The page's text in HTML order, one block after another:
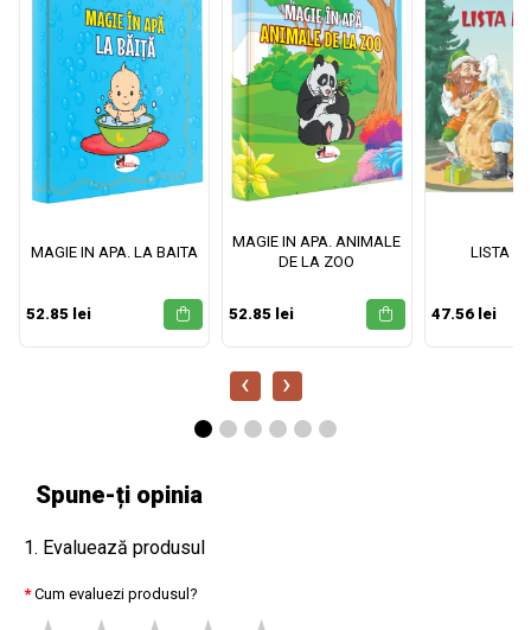
MAGIE IN APA. LA BAITA
52.85 lei
MAGIE IN APA. ANIMALE
DE LA ZOO
52.85 lei
LISTA
47.56 lei
‹ ›
Spune-ți opinia
1. Evaluează produsul
Cum evaluezi produsul?